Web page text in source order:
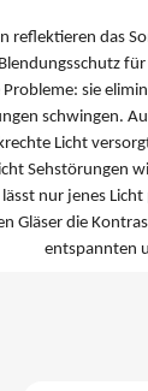
reflektieren das
sie
schwingen.
Licht
Sehstörungen
nur jenes
Gläser die
entspannten